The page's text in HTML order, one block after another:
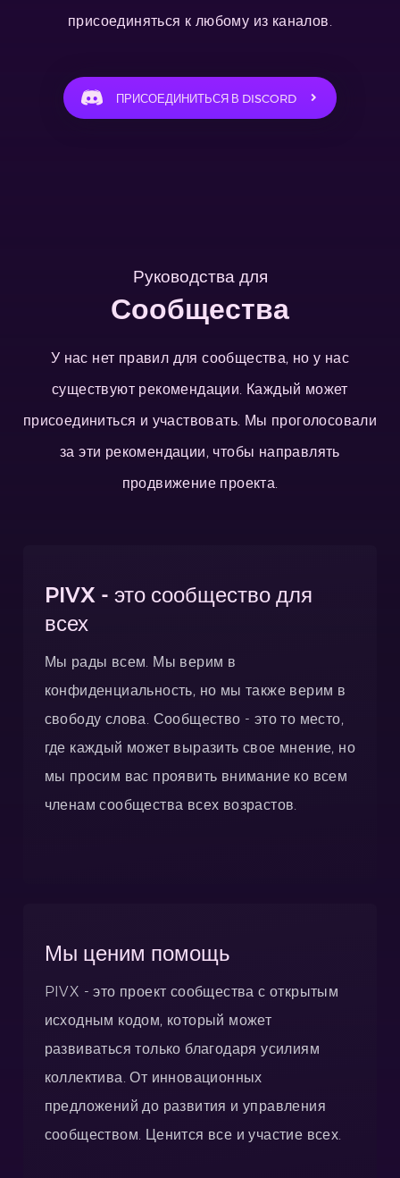
присоединяться к любому из каналов.
ПРИСОЕДИНИТЬСЯ В DISCORD
Руководства для
Сообщества
У нас нет правил для сообщества, но у нас
существуют рекомендации. Каждый может
присоединиться и участвовать. Мы проголосовали
за эти рекомендации, чтобы направлять
продвижение проекта.
PIVX - это сообщество для
всех
Мы рады всем. Мы верим в
конфиденциальность, но мы также верим в
свободу слова. Сообщество - это то место,
где каждый может выразить свое мнение, но
мы просим вас проявить внимание ко всем
членам сообщества всех возрастов.
Мы ценим помощь
PIVX - это проект сообщества с открытым
исходным кодом, который может
развиваться только благодаря усилиям
коллектива. От инновационных
предложений до развития и управления
сообществом. Ценится все и участие всех.